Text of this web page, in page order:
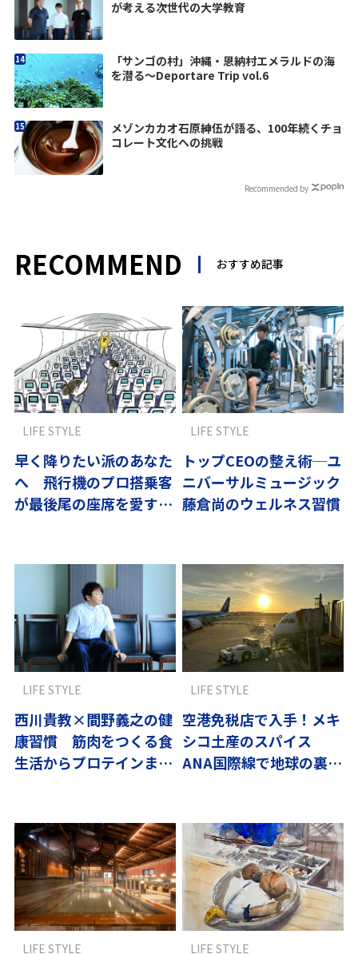
が考える次世代の大学教育
「サンゴの村」沖縄・恩納村エメラルドの海
を潜る～Deportare Trip vol.6
メゾンカカオ石原紳伍が語る、100年続くチョ
コレート文化への挑戦
Recommended by
RECOMMEND おすすめ記事
早く降りたい派のあなた
へ 飛行機のプロ搭乗客
が最後尾の座席を愛する
LIFE STYLE
トップCEOの整え術─ユ
ニバーサルミュージック
藤倉尚のウェルネス習慣
LIFE STYLE
西川貴教×間野義之の健
康習慣 筋肉をつくる食
生活からプロテインまで
LIFE STYLE
空港免税店で入手！メキ
シコ土産のスパイス
ANA国際線で地球の裏へ
LIFE STYLE
LIFE STYLE LIFE STYLE